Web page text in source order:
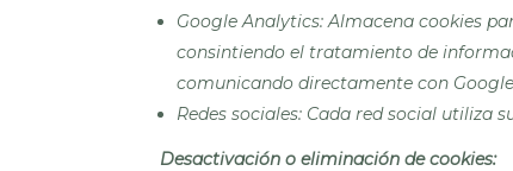
Google Analytics: Almacenacookies
consintiendo el tratamiento de
comunicando directamente con
Redes sociales: Cada red social utiliza
Desactivación o eliminación de cookies: